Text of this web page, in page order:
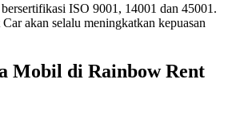
ISO 9001, 14001 dan 45001.
akan selalu meningkatkan kepuasan
Mobil di Rainbow Rent